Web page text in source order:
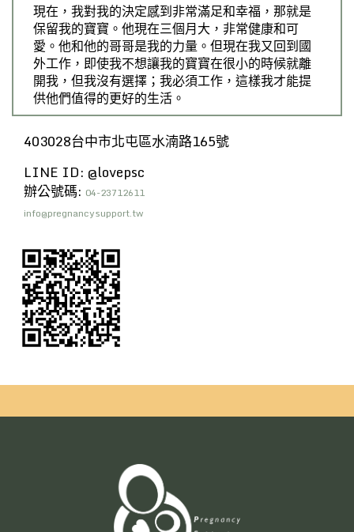
現在，我對我的決定感到非常滿足和幸福，那就是
保留我的寶寶。他現在三個月大，非常健康和可
愛。他和他的哥哥是我的力量。但現在我又回到國
外工作，即使我不想讓我的寶寶在很小的時候就離
開我，但我沒有選擇；我必須工作，這樣我才能提
供他們值得的更好的生活。
403028台中市北屯區水湳路165號
LINE ID: @lovepsc
辦公號碼: 04-23712611
info@pregnancysupport.tw